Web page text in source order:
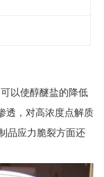
以使醇醚盐的降低
透，对高浓度点解质
品应力脆裂方面还